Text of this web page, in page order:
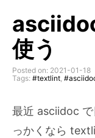
使う
Posted on: 2021-01-18
Tags: #textlint,
最近 asciidoc
っかくなら